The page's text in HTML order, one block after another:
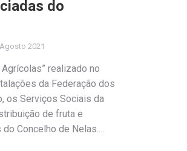
do
2021
realizado no
da Federação dos
os Serviços Sociais da
de fruta e
Concelho de Nelas.…